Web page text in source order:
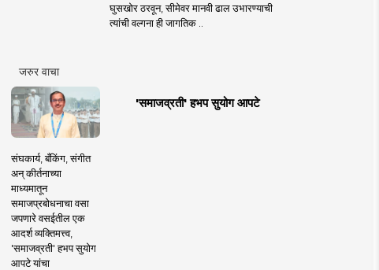
घुसखोर ठरवून, सीमेवर मानवी ढाल उभारण्याची
त्यांची वल्गना ही जागतिक ..
जरुर वाचा
'समाजव्रती' हभप सुयोग आपटे
संघकार्य, बँकिंग, संगीत
अन् कीर्तनाच्या
माध्यमातून
समाजप्रबोधनाचा वसा
जपणारे वसईतील एक
आदर्श व्यक्तिमत्त्व,
'समाजव्रती' हभप सुयोग
आपटे यांचा